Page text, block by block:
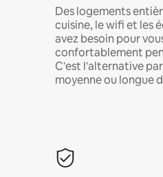
Des logements
cuisine, le wifi et les
avez besoin pour
confortablement
C'est l'alternative
moyenne ou longue